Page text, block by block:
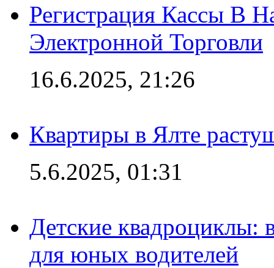
Регистрация Кассы В
Электронной Торговли
16.6.2025, 21:26
Квартиры в Ялте
5.6.2025, 01:31
Детские квадроциклы:
для юных водителей